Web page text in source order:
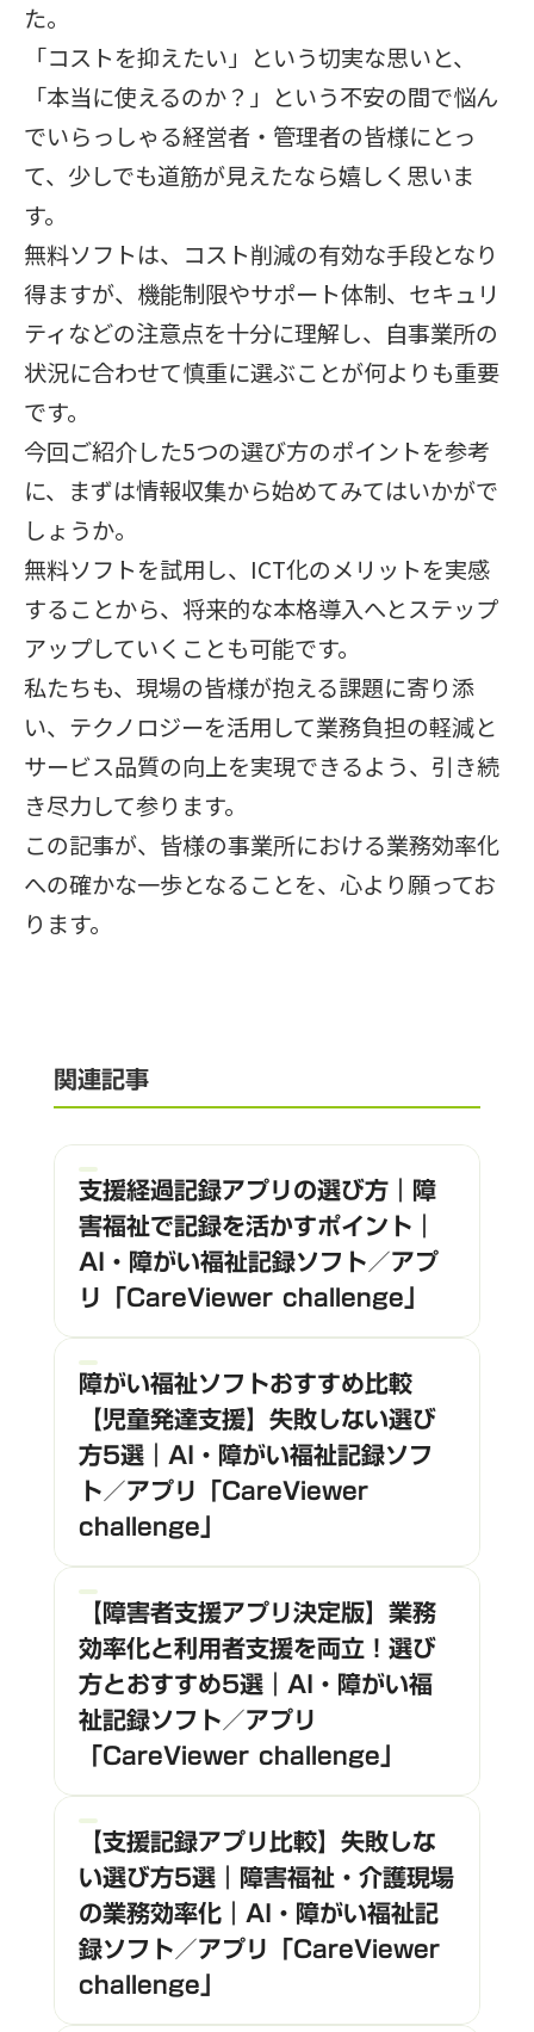
た。
「コストを抑えたい」という切実な思いと、
「本当に使えるのか？」という不安の間で悩ん
でいらっしゃる経営者・管理者の皆様にとっ
て、少しでも道筋が見えたなら嬉しく思いま
す。
無料ソフトは、コスト削減の有効な手段となり
得ますが、機能制限やサポート体制、セキュリ
ティなどの注意点を十分に理解し、自事業所の
状況に合わせて慎重に選ぶことが何よりも重要
です。
今回ご紹介した5つの選び方のポイントを参考
に、まずは情報収集から始めてみてはいかがで
しょうか。
無料ソフトを試用し、ICT化のメリットを実感
することから、将来的な本格導入へとステップ
アップしていくことも可能です。
私たちも、現場の皆様が抱える課題に寄り添
い、テクノロジーを活用して業務負担の軽減と
サービス品質の向上を実現できるよう、引き続
き尽力して参ります。
この記事が、皆様の事業所における業務効率化
への確かな一歩となることを、心より願ってお
ります。
関連記事
支援経過記録アプリの選び方｜障
害福祉で記録を活かすポイント｜
AI・障がい福祉記録ソフト／アプ
リ「CareViewer challenge」
障がい福祉ソフトおすすめ比較
【児童発達支援】失敗しない選び
方5選｜AI・障がい福祉記録ソフ
ト／アプリ「CareViewer
challenge」
【障害者支援アプリ決定版】業務
効率化と利用者支援を両立！選び
方とおすすめ5選｜AI・障がい福
祉記録ソフト／アプリ
「CareViewer challenge」
【支援記録アプリ比較】失敗しな
い選び方5選｜障害福祉・介護現場
の業務効率化｜AI・障がい福祉記
録ソフト／アプリ「CareViewer
challenge」